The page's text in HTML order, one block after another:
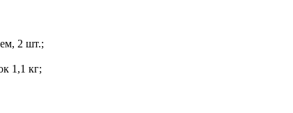
2 шт.;
1,1 кг;